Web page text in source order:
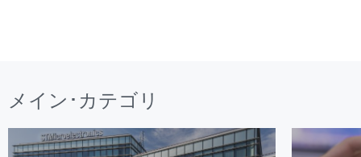
メイン･カテゴリ